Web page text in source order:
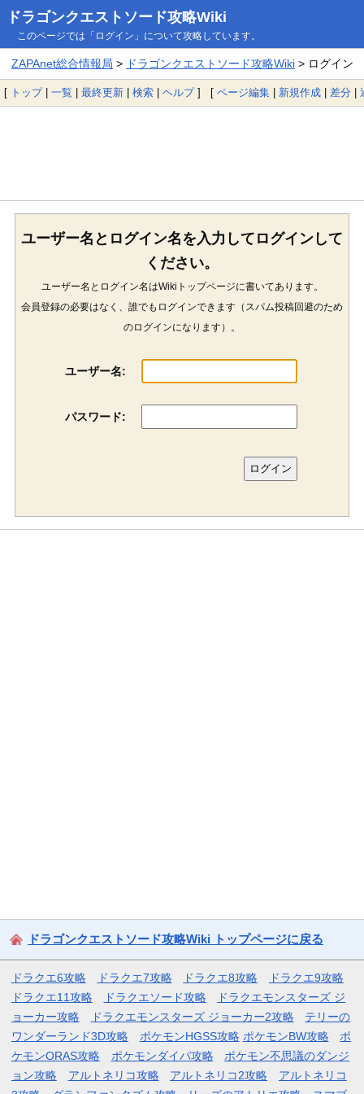
ドラゴンクエストソード攻略Wiki
このページでは「ログイン」について攻略しています。
ZAPAnet総合情報局 > ドラゴンクエストソード攻略Wiki> ログイン
[ トップ| 一覧 | 最終更新 | 検索 | ヘルプ] [ ページ編集 | 新規作成 | 差分 |
ユーザー名とログイン名を入力してログインして
ください。
ユーザー名とログイン名はWikiトップページに書いてあります。
会員登録の必要はなく、誰でもログインできます（スパム投稿回避のため
のログインになります）。
ユーザー名:
パスワード:
ドラゴンクエストソード攻略Wiki トップページに戻る
ドラクエ6攻略 ドラクエ7攻略 ドラクエ8攻略
ドラクエ9攻略
ドラクエ11攻略
ドラクエソード攻略
ドラクエモンスターズ ジ
ョーカー攻略
ドラクエモンスターズ ジョーカー2攻略
テリーの
ワンダーランド3D攻略
ポケモンHGSS攻略 ポケモンBW攻略
ポ
ケモンORAS攻略
ポケモンダイパ攻略
ポケモン不思議のダンジ
ョン攻略
アルトネリコ攻略 アルトネリコ2攻略
アルトネリコ